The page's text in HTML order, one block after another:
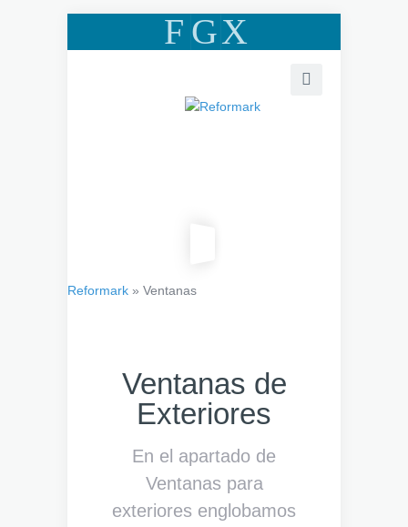
F GX
Reformark » Ventanas
Ventanas de
Exteriores
En el apartado de
Ventanas para
exteriores englobamos